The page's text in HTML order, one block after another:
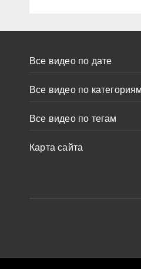
Все видео по дате
Все видео по категориям
Все видео по тегам
Карта сайта